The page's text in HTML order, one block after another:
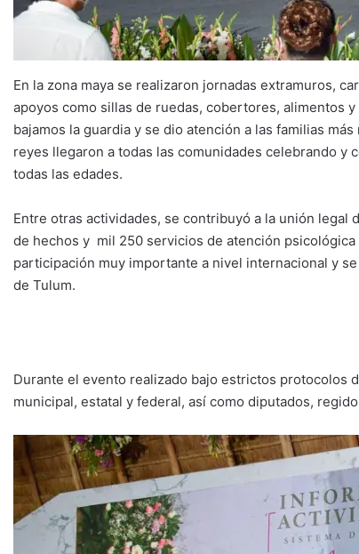
En la zona maya se realizaron jornadas extramuros,
apoyos como sillas de ruedas, cobertores, alimentos
bajamos la guardia y se dio atención a las familias
reyes llegaron a todas las comunidades celebrando
todas las edades.
Entre otras actividades, se contribuyó a la unión legal
de hechos y mil 250 servicios de atención
participación muy importante a nivel internacional y
de Tulum.
Durante el evento realizado bajo estrictos protocolos
municipal, estatal y federal, así como diputados,